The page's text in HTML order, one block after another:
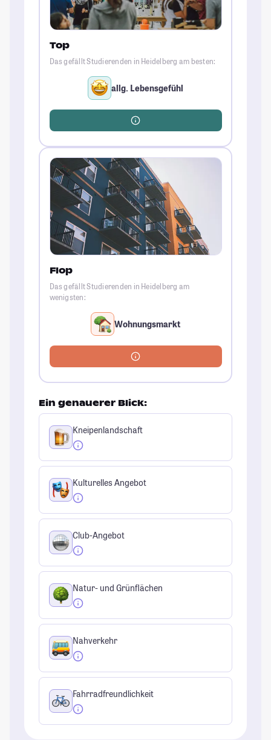
Top
Das gefällt Studierenden in Heidelberg am besten:
allg. Lebensgefühl
Flop
Das gefällt Studierenden in Heidelberg am
wenigsten:
Wohnungsmarkt
Ein genauerer Blick:
Kneipenlandschaft
Kulturelles Angebot
Club-Angebot
Natur- und Grünflächen
Nahverkehr
Fahrradfreundlichkeit